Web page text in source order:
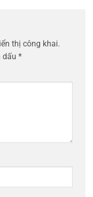
thị công khai.
dấu *